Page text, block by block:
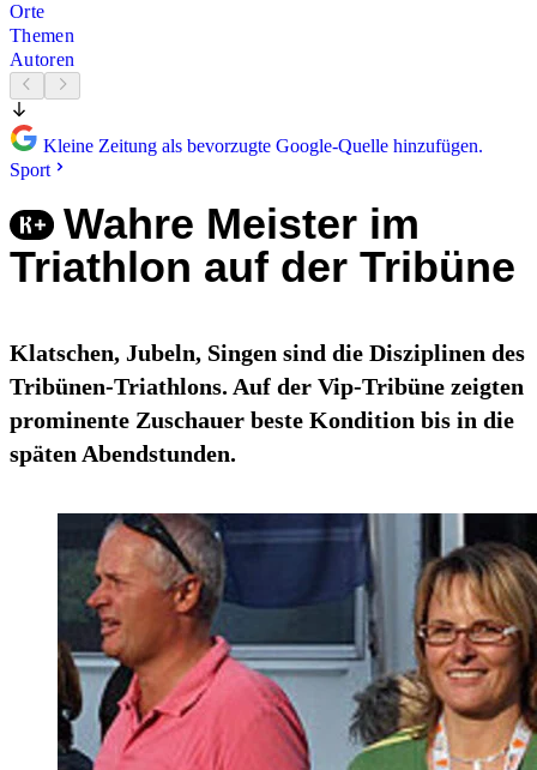
Orte
Themen
Autoren
Kleine Zeitung als bevorzugte Google-Quelle hinzufügen.
Sport
Wahre Meister im
Triathlon auf der Tribüne
Klatschen, Jubeln, Singen sind die Disziplinen des
Tribünen-Triathlons. Auf der Vip-Tribüne zeigten
prominente Zuschauer beste Kondition bis in die
späten Abendstunden.